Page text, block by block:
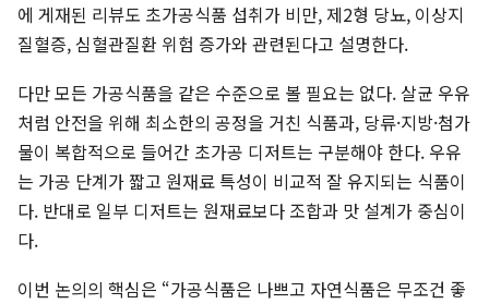
에 게재된 리뷰도 초가공식품 섭취가 비만, 제2형 당뇨, 이상지
질혈증, 심혈관질환 위험 증가와 관련된다고 설명한다.
다만 모든 가공식품을 같은 수준으로 볼 필요는 없다. 살균 우유
처럼 안전을 위해 최소한의 공정을 거친 식품과, 당류·지방·첨가
물이 복합적으로 들어간 초가공 디저트는 구분해야 한다. 우유
는 가공 단계가 짧고 원재료 특성이 비교적 잘 유지되는 식품이
다. 반대로 일부 디저트는 원재료보다 조합과 맛 설계가 중심이
다.
이번 논의의 핵심은 “가공식품은 나쁘고 자연식품은 무조건 좋